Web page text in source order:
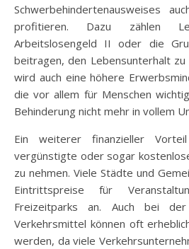
Schwerbehindertenausweises
profitieren. Dazu zählen
Arbeitslosengeld II oder die
beitragen, den Lebensunterhalt zu
wird auch eine höhere
die vor allem für Menschen
Behinderung nicht mehr in vollem
Ein weiterer finanzieller
vergünstigte oder sogar
zu nehmen. Viele Städte und
Eintrittspreise für
Freizeitparks an. Auch bei
Verkehrsmittel können oft
werden, da viele